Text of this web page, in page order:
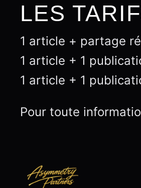
LES
1 article + partage
1 article + 1
1 article + 1
Pour toute